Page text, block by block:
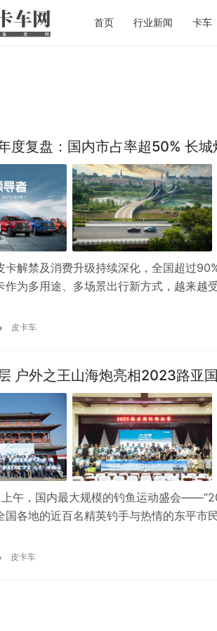
首页 行业新闻 卡车
度复盘：国内市占率超50% 长
卡解禁及消费升级持续深化，全国超过
作为多用途、多场景出行新方式，越来越
皮卡车
户外之王山海炮亮相2023路亚
午，国内最大规模的钓鱼运动盛会
国各地的近百名精英钓手与热情的东平市
皮卡车